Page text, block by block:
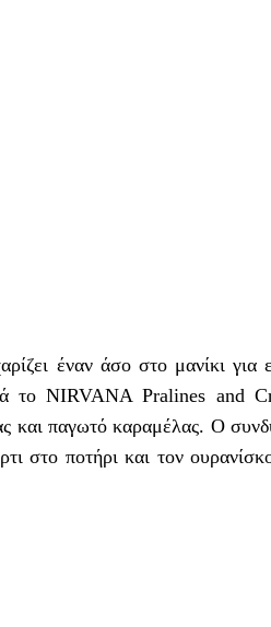
έναν άσο στο μανίκι για
το NIRVANA Pralines and
και παγωτό καραμέλας. Ο
στο ποτήρι και τον